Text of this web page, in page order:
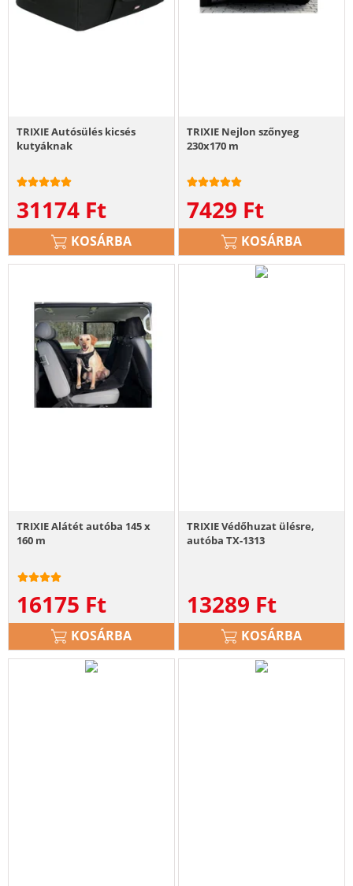
TRIXIE Autósülés kicsés
kutyáknak
31174 Ft
KOSÁRBA
TRIXIE Nejlon szőnyeg
230x170 m
7429 Ft
KOSÁRBA
TRIXIE Alátét autóba 145 x
160 m
16175 Ft
KOSÁRBA
TRIXIE Védőhuzat ülésre,
autóba TX-1313
13289 Ft
KOSÁRBA